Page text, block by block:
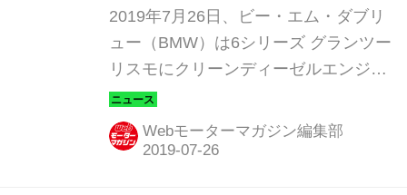
適に
2019年7月26日、ビー・エム・ダブリ
ュー（BMW）は6シリーズ グランツー
リスモにクリーンディーゼルエンジン
を搭載したグレード「623d グランツ
ーリスモ」を追加した。
Webモーターマガジン編集部